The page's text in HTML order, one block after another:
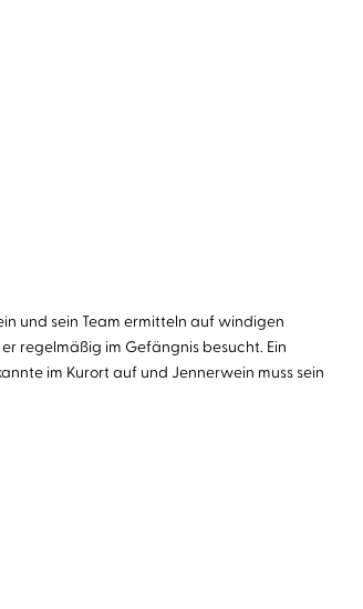
und sein Team ermitteln auf windigen
regelmäßig im Gefängnis besucht. Ein
im Kurort auf und Jennerwein muss sein